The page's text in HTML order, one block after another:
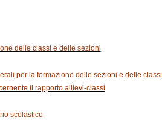
delle classi e delle sezioni
per la formazione delle sezioni e delle classi
il rapporto allievi-classi
scolastico